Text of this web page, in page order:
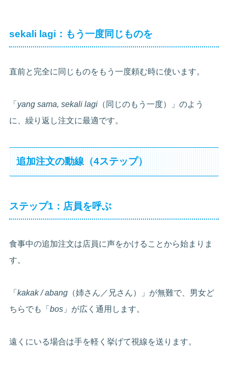
sekali lagi：もう一度同じものを
直前と完全に同じものをもう一度頼む時に使います。
「 yang sama, sekali lagi （同じのもう一度）」のよう
に、繰り返し注文に最適です。
追加注文の動線（4ステップ）
ステップ1：店員を呼ぶ
食事中の追加注文は店員に声をかけることから始まりま
す。
「kakak / abang （姉さん／兄さん）」が無難で、男女ど
ちらでも「bos 」が広く通用します。
遠くにいる場合は手を軽く挙げて視線を送ります。